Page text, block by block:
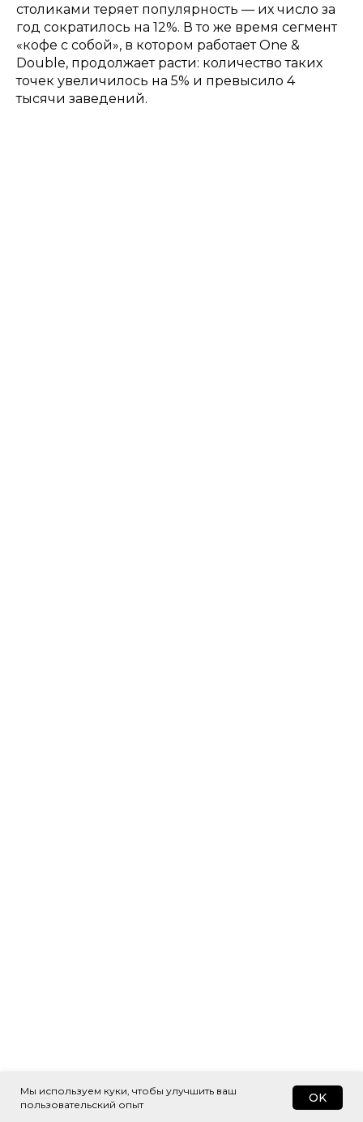
Мы используем куки, чтобы улучшить ваш
пользовательский опыт
OK
столиками теряет популярность — их число за
год сократилось на 12%. В то же время сегмент
«кофе с собой», в котором работает One &
Double, продолжает расти: количество таких
точек увеличилось на 5% и превысило 4
тысячи заведений.